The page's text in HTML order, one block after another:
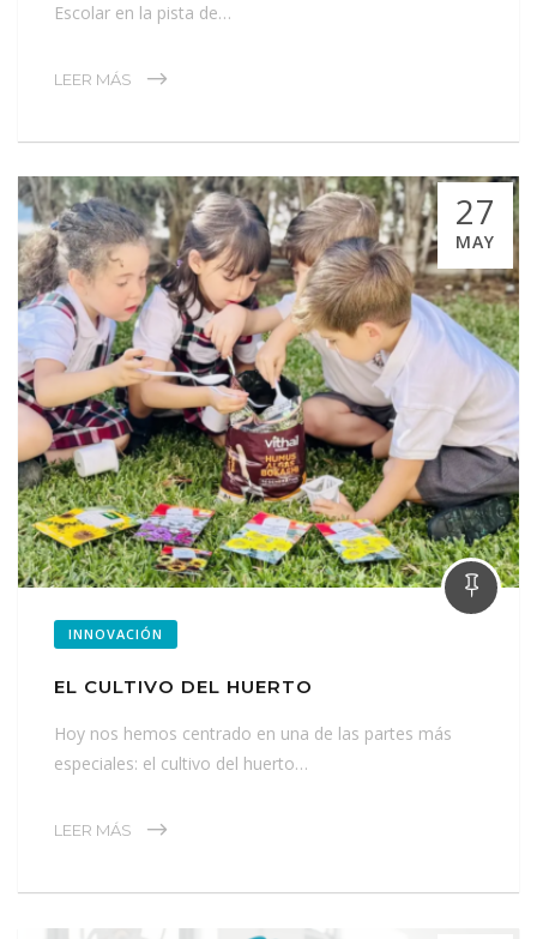
Escolar en la pista de…
LEER MÁS
27
MAY
INNOVACIÓN
EL CULTIVO DEL HUERTO
Hoy nos hemos centrado en una de las partes más
especiales: el cultivo del huerto…
LEER MÁS